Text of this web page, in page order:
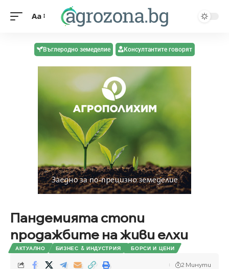
Aa
Въглеродно земеделие Консултантите говорят
Пандемията стопи
продажбите на живи елхи
АКТУАЛНО БИЗНЕС & ИНДУСТРИЯ БОРСИ И ЦЕНИ
2 Минути